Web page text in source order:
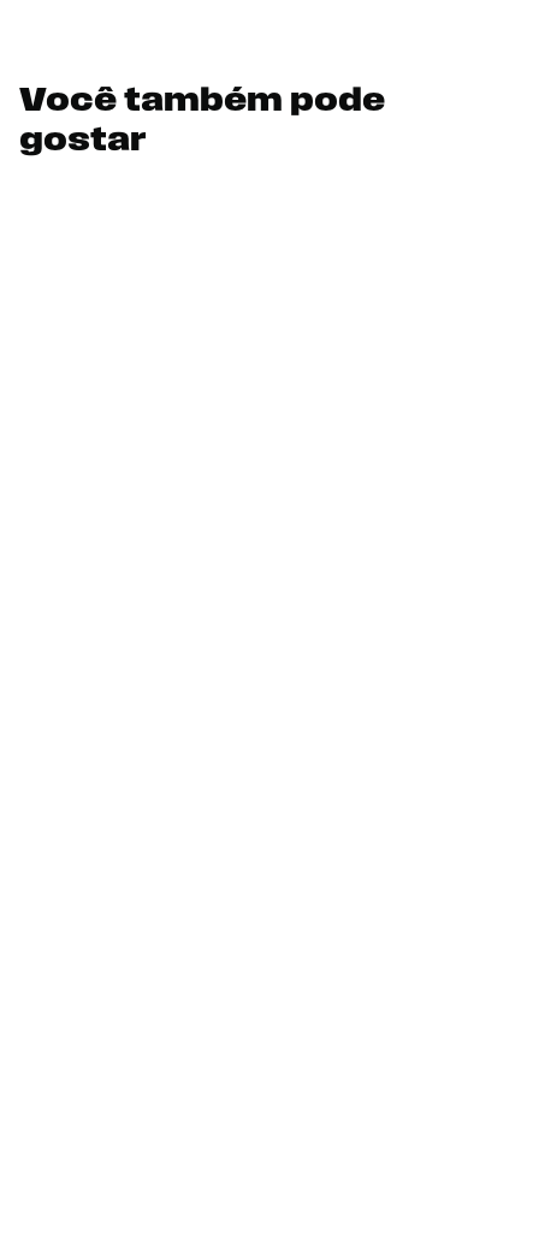
Você também pode
gostar